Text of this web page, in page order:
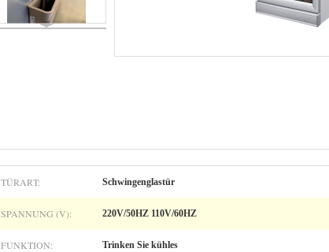
TÜRART: Schwingenglastür
SPANNUNG (V): 220V/50HZ 110V/60HZ
FUNKTION: Trinken Sie kühles